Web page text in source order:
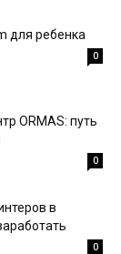
для ребенка
0
ORMAS: путь
0
в
0